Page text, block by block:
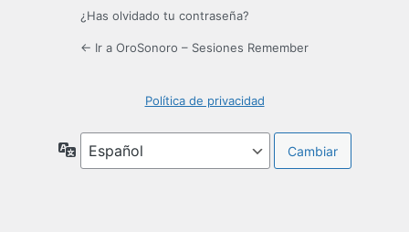
¿Has olvidado tu contraseña?
← Ir a OroSonoro – Sesiones Remember
Política de privacidad
Idioma